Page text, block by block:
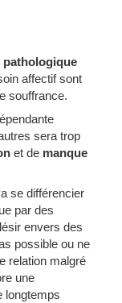
pathologique
affectif sont
souffrance.
sera trop
et de manque
se différencier
par des
envers des
possible ou ne
relation malgré
une
longtemps